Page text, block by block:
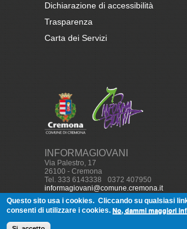
Dichiarazione di accessibilità
Trasparenza
Carta dei Servizi
INFORMAGIOVANI
Via Palestro, 17
26100 - Cremona
Tel. 333 6143338
0372 407950
informagiovani@comune.cremona.it
© Copyright, 2013
Questo sito usa i cookies. Cliccando su qualsiasi
consenti di utilizzare i cookies. No, dammi maggiori